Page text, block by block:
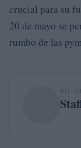
crucial para su
20 de mayo se
rumbo de las